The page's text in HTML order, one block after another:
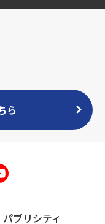
ら
パブリシティ